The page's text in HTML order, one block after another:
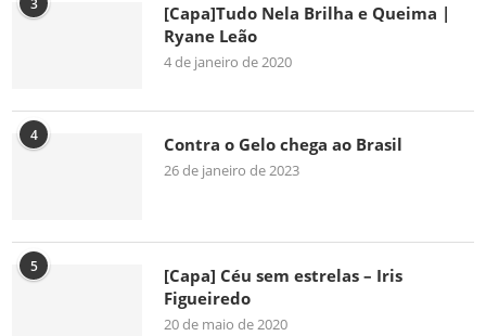
[Capa]Tudo Nela Brilha e Queima |
Ryane Leão
4 de janeiro de 2020
4 Contra o Gelo chega ao Brasil
26 de janeiro de 2023
5
[Capa] Céu sem estrelas – Iris
Figueiredo
20 de maio de 2020